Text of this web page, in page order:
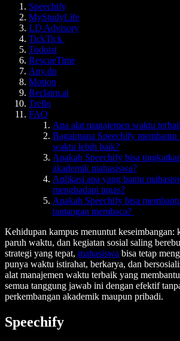
Speechify
MyStudyLife
LD Advisory
TickTick
Todoist
RescueTime
Any.do
Motion
Reclaim.ai
Trello
FAQ
Apa alat manajemen waktu
Bagaimana Speechify membantu
waktu lebih baik?
Apakah Speechify bisa
akademik mahasiswa?
Aplikasi apa yang bantu
menghadapi tugas?
Apakah Speechify bisa
tantangan membaca?
Kehidupan kampus menuntut keseimbangan:
paruh waktu, dan kegiatan sosial saling
strategi yang tepat, mahasiswa bisa tetap
punya waktu istirahat, berkarya, dan
alat manajemen waktu terbaik yang membantu
semua tanggung jawab ini dengan efektif
perkembangan akademik maupun pribadi.
Speechify